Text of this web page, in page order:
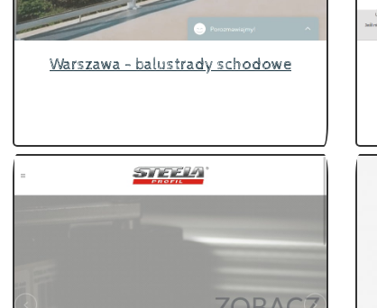
Warszawa - balustrady schodowe